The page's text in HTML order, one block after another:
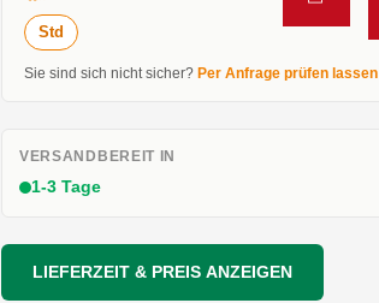
Std
Sie sind sich nicht sicher? Per Anfrage prüfen lassen
VERSANDBEREIT IN
1-3 Tage
LIEFERZEIT & PREIS ANZEIGEN